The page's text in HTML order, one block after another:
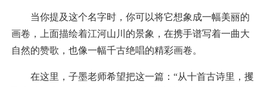
当你提及这个名字时，你可以将它想象成一幅美丽的
画卷，上面描绘着江河山川的景象，在携手谱写着一曲大
自然的赞歌，也像一幅千古绝唱的精彩画卷。
在这里，子墨老师希望把这一篇：“从十首古诗里，攫